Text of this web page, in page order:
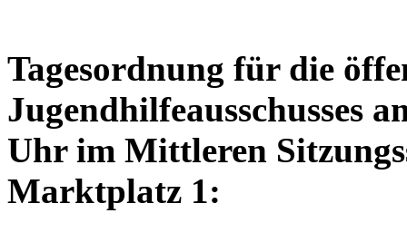
Tagesordnung für die
Jugendhilfeausschusses
Uhr im Mittleren
Marktplatz 1: